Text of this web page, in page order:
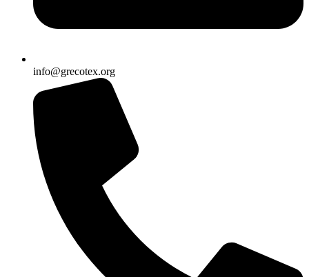
info@grecotex.org